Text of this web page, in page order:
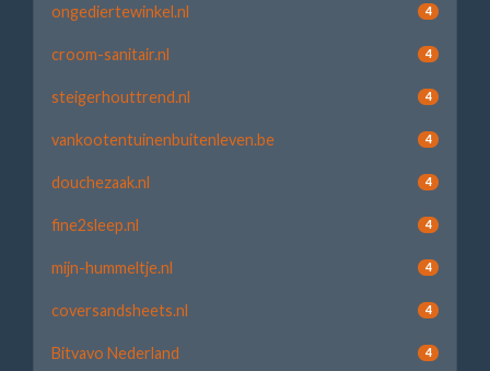
ongediertewinkel.nl 4
croom-sanitair.nl 4
steigerhouttrend.nl 4
vankootentuinenbuitenleven.be 4
douchezaak.nl 4
fine2sleep.nl 4
mijn-hummeltje.nl 4
coversandsheets.nl 4
Bitvavo Nederland 4